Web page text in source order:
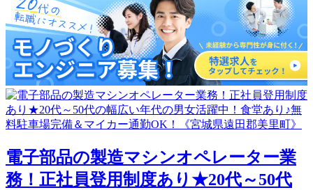
電子部品の製造マシンオペレーター業
務！正社員登用制度あり★20代～50代